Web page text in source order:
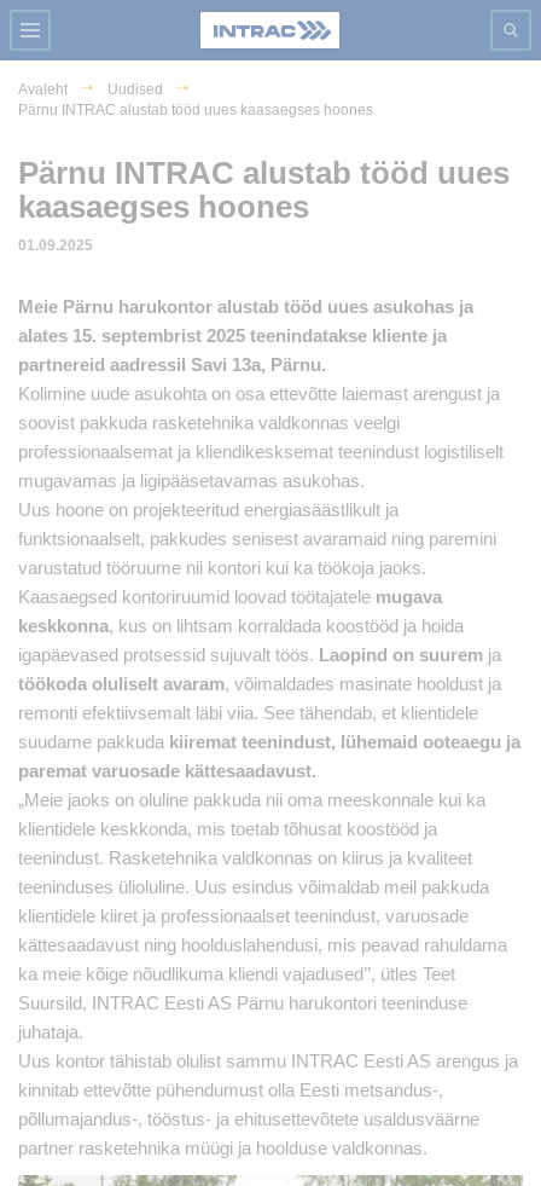
Avaleht
Uudised
Pärnu INTRAC alustab tööd uues kaasaegses hoones
Pärnu INTRAC alustab tööd uues
kaasaegses hoones
01.09.2025
Meie Pärnu harukontor alustab tööd uues asukohas ja
alates 15. septembrist 2025 teenindatakse kliente ja
partnereid aadressil Savi 13a, Pärnu.
Kolimine uude asukohta on osa ettevõtte laiemast arengust ja
soovist pakkuda rasketehnika valdkonnas veelgi
professionaalsemat ja kliendikesksemat teenindust logistiliselt
mugavamas ja ligipääsetavamas asukohas.
Uus hoone on projekteeritud energiasäästlikult ja
funktsionaalselt, pakkudes senisest avaramaid ning paremini
varustatud tööruume nii kontori kui ka töökoja jaoks.
Kaasaegsed kontoriruumid loovad töötajatele mugava
keskkonna, kus on lihtsam korraldada koostööd ja hoida
igapäevased protsessid sujuvalt töös. Laopind on suurem ja
töökoda oluliselt avaram, võimaldades masinate hooldust ja
remonti efektiivsemalt läbi viia. See tähendab, et klientidele
suudame pakkuda kiiremat teenindust, lühemaid ooteaegu ja
paremat varuosade kättesaadavust.
„Meie jaoks on oluline pakkuda nii oma meeskonnale kui ka
klientidele keskkonda, mis toetab tõhusat koostööd ja
teenindust. Rasketehnika valdkonnas on kiirus ja kvaliteet
teeninduses ülioluline. Uus esindus võimaldab meil pakkuda
klientidele kiiret ja professionaalset teenindust, varuosade
kättesaadavust ning hoolduslahendusi, mis peavad rahuldama
ka meie kõige nõudlikuma kliendi vajadused’’, ütles Teet
Suursild, INTRAC Eesti AS Pärnu harukontori teeninduse
juhataja.
Uus kontor tähistab olulist sammu INTRAC Eesti AS arengus ja
kinnitab ettevõtte pühendumust olla Eesti metsandus-,
põllumajandus-, tööstus- ja ehitusettevõtete usaldusväärne
partner rasketehnika müügi ja hoolduse valdkonnas.